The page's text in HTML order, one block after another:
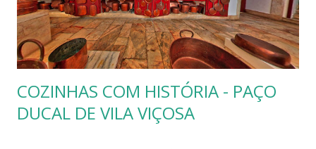
alimentar os pobres e doentes. Está bem explícito na
constituição o dispenseiro terá cuidado de preparar cada
dia panella de cald...
COZINHAS COM HISTÓRIA - PAÇO
DUCAL DE VILA VIÇOSA